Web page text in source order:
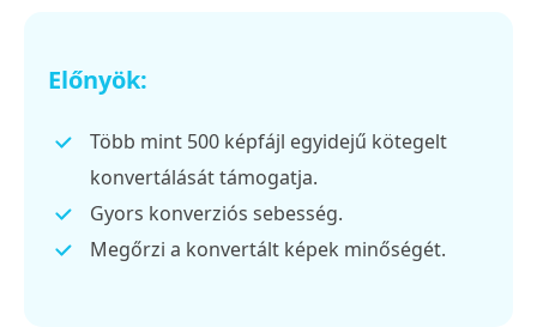
Előnyök:
Több mint 500 képfájl egyidejű kötegelt
konvertálását támogatja.
Gyors konverziós sebesség.
Megőrzi a konvertált képek minőségét.